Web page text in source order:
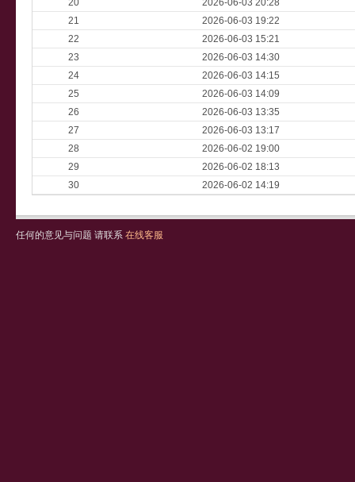
20
2026-06-03 20:28
21
2026-06-03 19:22
22
2026-06-03 15:21
23
2026-06-03 14:30
24
2026-06-03 14:15
25
2026-06-03 14:09
26
2026-06-03 13:35
27
2026-06-03 13:17
28
2026-06-02 19:00
29
2026-06-02 18:13
30
2026-06-02 14:19
任何的意见与问题 请联系 在线客服